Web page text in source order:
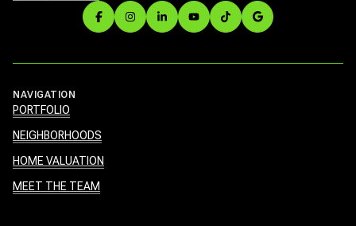
NAVIGATION
PORTFOLIO
NEIGHBORHOODS
HOME VALUATION
MEET THE TEAM